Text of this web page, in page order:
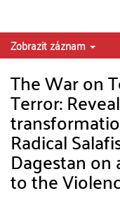
Zobrazit záznam
The War on
Terror:
Radical
Dagestan on
to the